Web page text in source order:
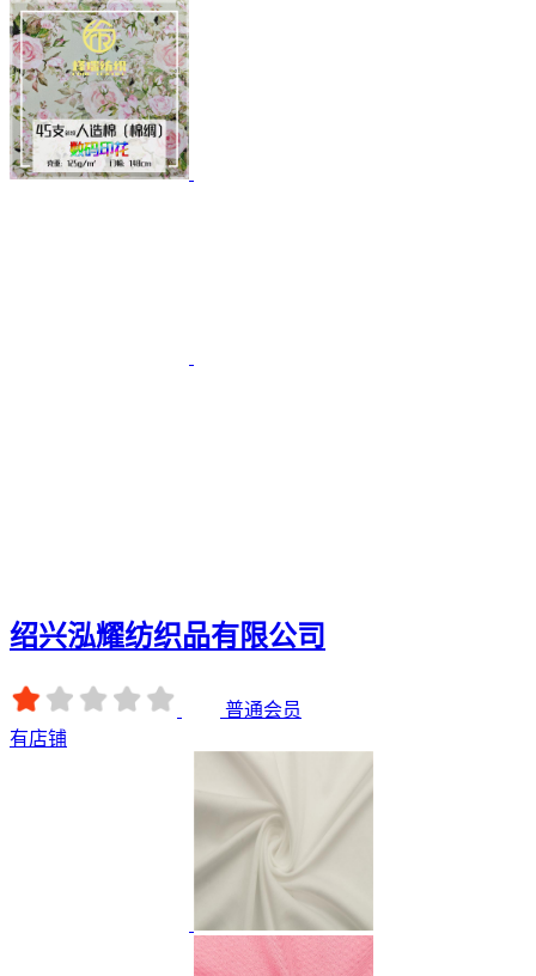
绍兴泓耀纺织品有限公司
普通会员
有店铺